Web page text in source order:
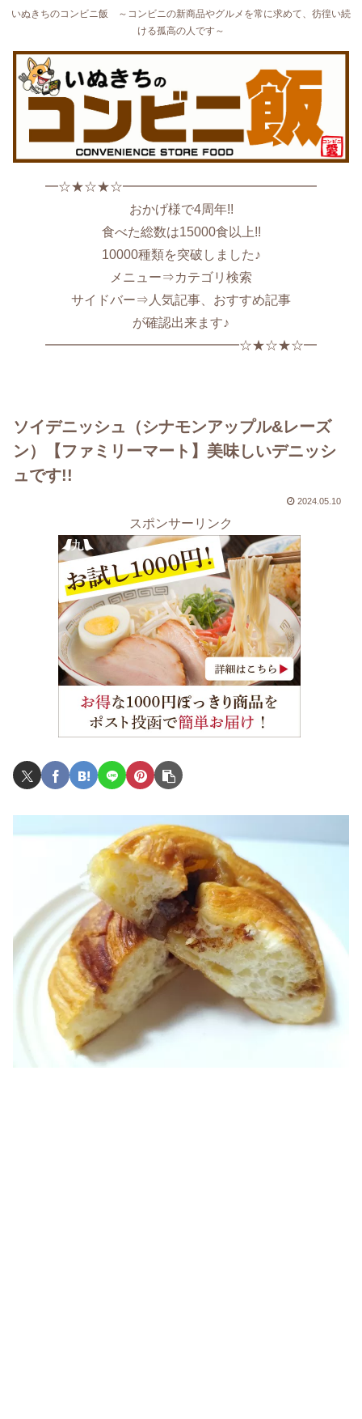
いぬきちのコンビニ飯 ～コンビニの新商品やグルメを常に求めて、彷徨い続
ける孤高の人です～
━☆★☆★☆━━━━━━━━━━━━━━━
おかげ様で4周年!!
食べた総数は15000食以上!!
10000種類を突破しました♪
メニュー⇒カテゴリ検索
サイドバー⇒人気記事、おすすめ記事
が確認出来ます♪
━━━━━━━━━━━━━━━☆★☆★☆━
ソイデニッシュ（シナモンアップル&レーズ
ン）【ファミリーマート】美味しいデニッシ
ュです!!
2024.05.10
スポンサーリンク